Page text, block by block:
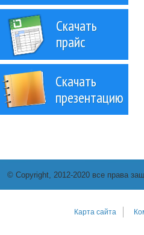
Скачать
прайс
Скачать
презентацию
© Copyright, 2012-2020 все права
Карта сайта